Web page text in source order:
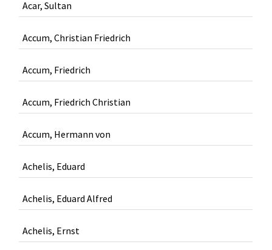
Acar, Sultan
Accum, Christian Friedrich
Accum, Friedrich
Accum, Friedrich Christian
Accum, Hermann von
Achelis, Eduard
Achelis, Eduard Alfred
Achelis, Ernst